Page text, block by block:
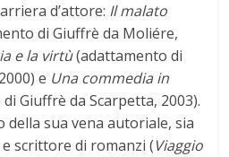
d’attore: Il malato
di Giuffrè da Moliére,
e la virtù(adattamento di
e Una commedia in
Giuffrè da Scarpetta, 2003).
sua vena autoriale, sia
scrittore di romanzi (Viaggio